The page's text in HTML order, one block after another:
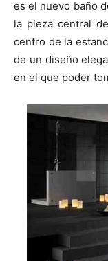
r
i
r
e
n
t
t
e
r
)
r
i
r
e
n
o
k
es el nuevo baño
la pieza central
centro de la
de un diseño
en el que poder